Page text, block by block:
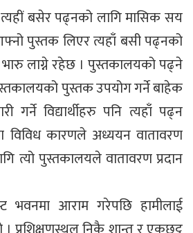
बसेर पढ्नको लागि मासिक सय
पुस्तक लिएर त्यहाँ बसी पढ्नको
लाग्ने रहेछ । पुस्तकालयको पढ्ने
पुस्तक उपयोग गर्ने बाहेक
गर्ने विद्यार्थीहरु पनि त्यहाँ पढ्न
कारणले अध्ययन वातावरण
त्यो पुस्तकालयले वातावरण प्रदान
भवनमा आराम गरेपछि हामीलाई